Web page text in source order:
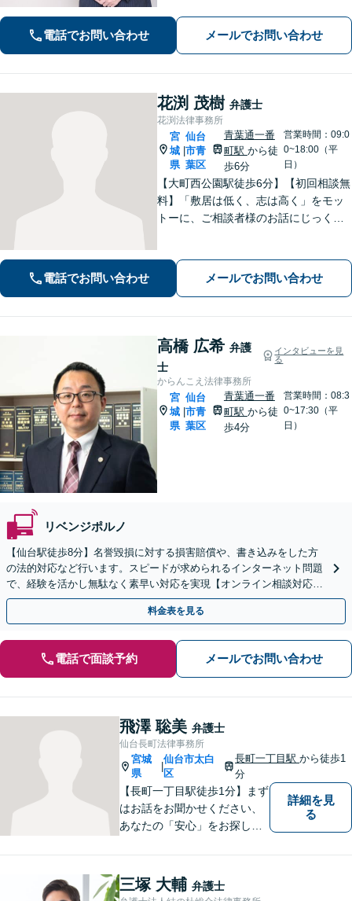
応。司法書士や税理士と連携。【青葉
通一番町駅5分】
電話でお問い合わせ メールでお問い合わせ
花渕 茂樹 弁護士
花渕法律事務所
宮
城
県
仙台
市青
葉区
青葉通一番
町駅 から徒
歩6分
営業時間：09:0
0~18:00（平
日）
【大町西公園駅徒歩6分】【初回相談無
料】「敷居は低く、志は高く」をモッ
トーに、ご相談者様のお話にじっくり
と変え、未来を見据えて全力で伴走い
たします。【電話・メール・WEB相談
電話でお問い合わせ メールでお問い合わせ
高橋 広希 弁護
士
インタビューを見
る
からんこえ法律事務所
宮
城
県
仙台
市青
葉区
青葉通一番
町駅 から徒
歩4分
営業時間：08:3
0~17:30（平
日）
リベンジポルノ
【仙台駅徒歩8分】名誉毀損に対する損害賠償や、書き込みをした方
の法的対応など行います。スピードが求められるインターネット問題
で、経験を活かし無駄なく素早い対応を実現【オンライン相談対応】
【発信者情報開示命令申立て対応】
料金表を見る
電話で面談予約 メールでお問い合わせ
飛澤 聡美 弁護士
仙台長町法律事務所
宮城
県
|
仙台市太白
区
長町一丁目駅から徒歩1
分
【長町一丁目駅徒歩1分】まず
はお話をお聞かせください、
あなたの「安心」をお探しし
お話に来ていただいて大丈夫
です。解決のためのお手伝い
をいたしますので、悩んでい
詳細を見
る
三塚 大輔 弁護士